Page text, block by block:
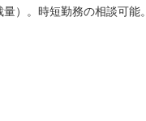
）。時短勤務の相談可能。